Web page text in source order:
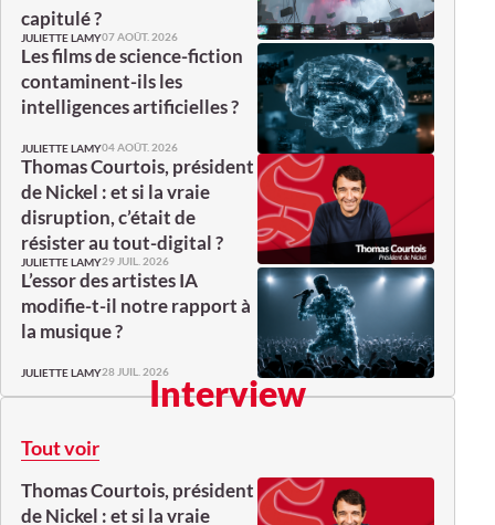
capitulé ?
JULIETTE LAMY07 AOÛT. 2026
Les films de science-fiction
contaminent-ils les
intelligences artificielles ?
JULIETTE LAMY04 AOÛT. 2026
Thomas Courtois, président
de Nickel : et si la vraie
disruption, c’était de
résister au tout-digital ?
JULIETTE LAMY29 JUIL. 2026
L’essor des artistes IA
modifie-t-il notre rapport à
la musique ?
JULIETTE LAMY28 JUIL. 2026Interview
Tout voir
Thomas Courtois, président
de Nickel : et si la vraie